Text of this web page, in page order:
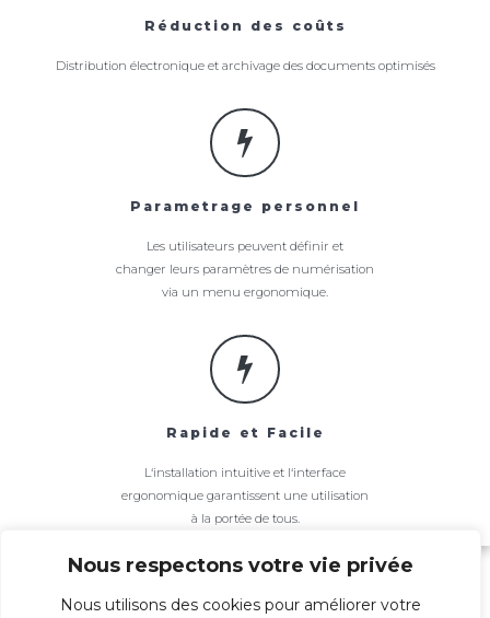
Nous respectons votre vie privée
Nous utilisons des cookies pour améliorer votre
Réduction des coûts
Distribution électronique et archivage des documents optimisés
Parametrage personnel
Les utilisateurs peuvent définir et
changer leurs paramètres de numérisation
via un menu ergonomique.
Rapide et Facile
L‘installation intuitive et l‘interface
ergonomique garantissent une utilisation
à la portée de tous.